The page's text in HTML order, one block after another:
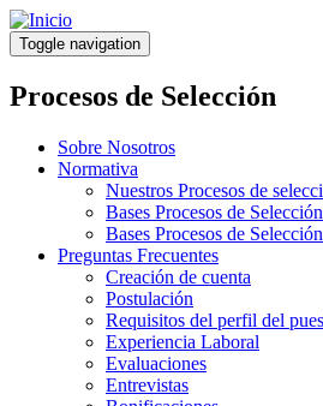
Pasar
al
contenido
principal
Toggle navigation
Procesos de Selección
Sobre Nosotros
Normativa
Nuestros Procesos de
Bases Procesos de
Bases Procesos de
Preguntas Frecuentes
Creación de cuenta
Postulación
Requisitos del perfil del
Experiencia Laboral
Evaluaciones
Entrevistas